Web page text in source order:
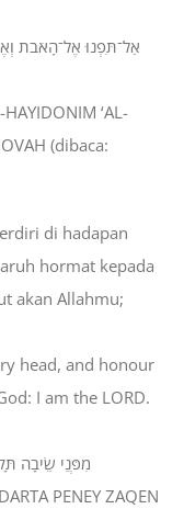
אַל־תִּפְנוּ אֶל־הָאֹבֹת
HAYIDONIM ‘AL-
(dibaca:
di hadapan
hormat kepada
akan Allahmu;
head, and honour
I am the LORD.
מִפְּנֵי שֵׂיבָה
PENEY ZAQEN